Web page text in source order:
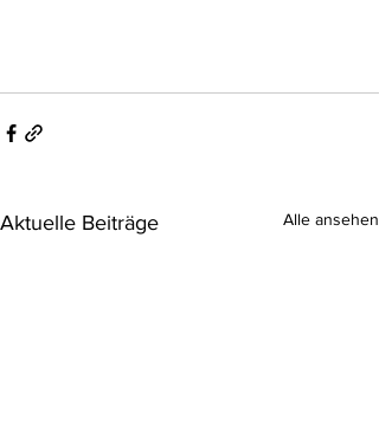
Aktuelle Beiträge Alle ansehen